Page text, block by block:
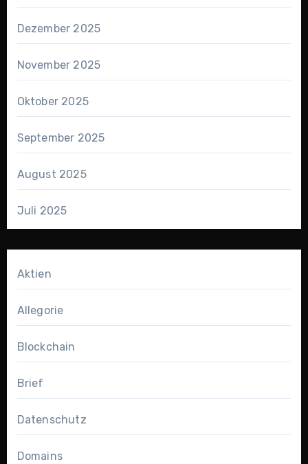
Dezember 2025
November 2025
Oktober 2025
September 2025
August 2025
Juli 2025
Aktien
Allegorie
Blockchain
Brief
Datenschutz
Domains